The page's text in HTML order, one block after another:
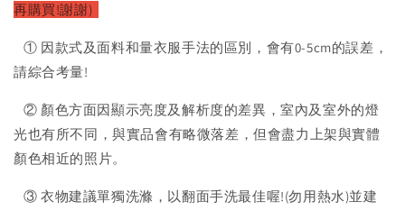
再購買!謝謝)
① 因款式及面料和量衣服手法的區別，會有0-5cm的誤差，
請綜合考量!
② 顏色方面因顯示亮度及解析度的差異，室內及室外的燈
光也有所不同，與實品會有略微落差，但會盡力上架與實體
顏色相近的照片。
③ 衣物建議單獨洗滌，以翻面手洗最佳喔!(勿用熱水)並建